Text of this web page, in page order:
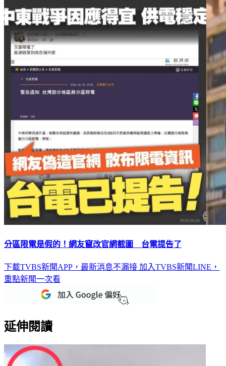
分區限電是假的！網友竄改官網截圖 台電提告了
下載TVBS新聞APP，最新消息不漏接 加入TVBS新聞LINE，
重點新聞一次看
延伸閱讀